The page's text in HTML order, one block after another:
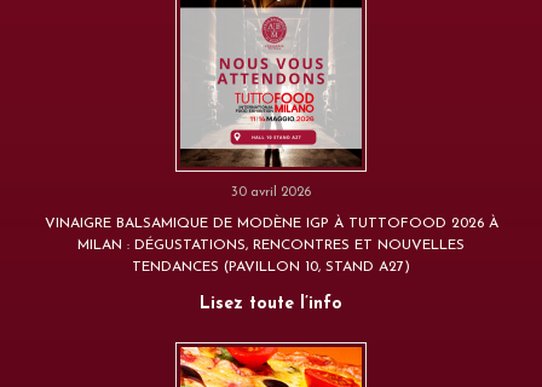
30 avril 2026
VINAIGRE BALSAMIQUE DE MODÈNE IGP À TUTTOFOOD 2026 À
MILAN : DÉGUSTATIONS, RENCONTRES ET NOUVELLES
TENDANCES (PAVILLON 10, STAND A27)
Lisez toute l’info